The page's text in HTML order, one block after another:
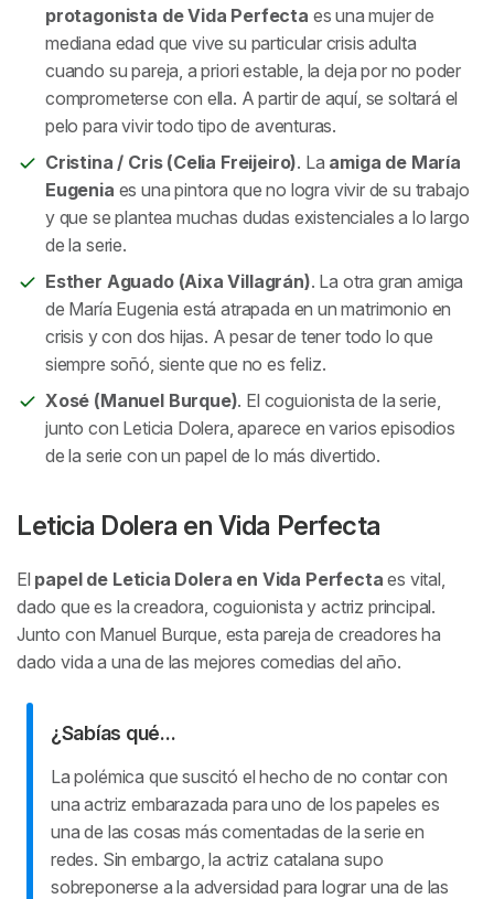
protagonista deVida Perfecta es una mujer de
mediana edad que vive su particular crisis adulta
cuando su pareja, a priori estable, la deja por no poder
comprometerse con ella. A partir de aquí, se soltará el
pelo para vivir todo tipo de aventuras.
Cristina / Cris (Celia Freijeiro). La amiga de María
Eugenia es una pintora que no logra vivir de su trabajo
y que se plantea muchas dudas existenciales a lo largo
de la serie.
Esther Aguado (Aixa Villagrán). La otra gran amiga
de María Eugenia está atrapada en un matrimonio en
crisis y con dos hijas. A pesar de tener todo lo que
siempre soñó, siente que no es feliz.
Xosé (Manuel Burque). El coguionista de la serie,
junto con Leticia Dolera, aparece en varios episodios
de la serie con un papel de lo más divertido.
Leticia Dolera en Vida Perfecta
El papel de Leticia Dolera en Vida Perfecta es vital,
dado que es la creadora, coguionista y actriz principal.
Junto con Manuel Burque, esta pareja de creadores ha
dado vida a una de las mejores comedias del año.
¿Sabías qué...
La polémica que suscitó el hecho de no contar con
una actriz embarazada para uno de los papeles es
una de las cosas más comentadas de la serie en
redes. Sin embargo, la actriz catalana supo
sobreponerse a la adversidad para lograr una de las